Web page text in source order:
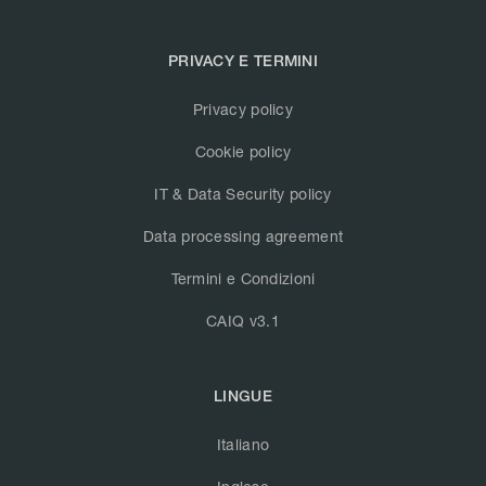
PRIVACY E TERMINI
Privacy policy
Cookie policy
IT & Data Security policy
Data processing agreement
Termini e Condizioni
CAIQ v3.1
LINGUE
Italiano